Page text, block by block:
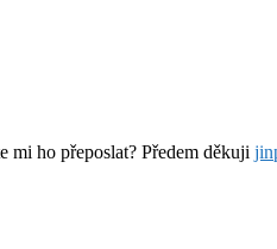
mi ho přeposlat? Předem děkuji